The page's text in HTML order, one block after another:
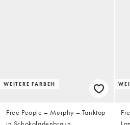
WEITERE FARBEN
Free People – Murphy – Tanktop